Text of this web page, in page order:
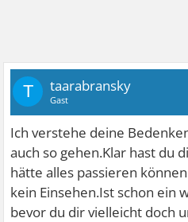
T taarabransky
Gast
Ich verstehe deine
auch so gehen.Klar hast du
hätte alles passieren
kein Einsehen.Ist schon ein
bevor du dir vielleicht doch